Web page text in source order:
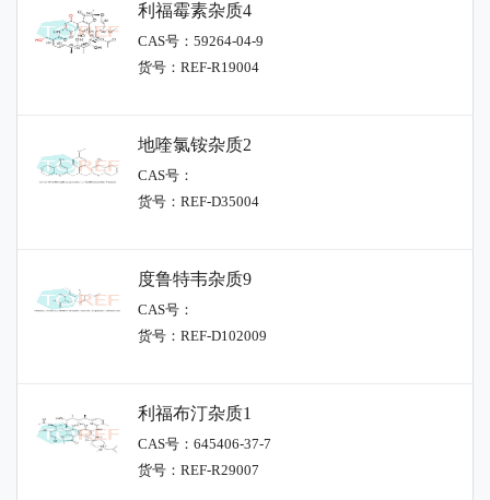
利福霉素杂质4
CAS号：59264-04-9
货号：REF-R19004
地喹氯铵杂质2
CAS号：
货号：REF-D35004
度鲁特韦杂质9
CAS号：
货号：REF-D102009
利福布汀杂质1
CAS号：645406-37-7
货号：REF-R29007